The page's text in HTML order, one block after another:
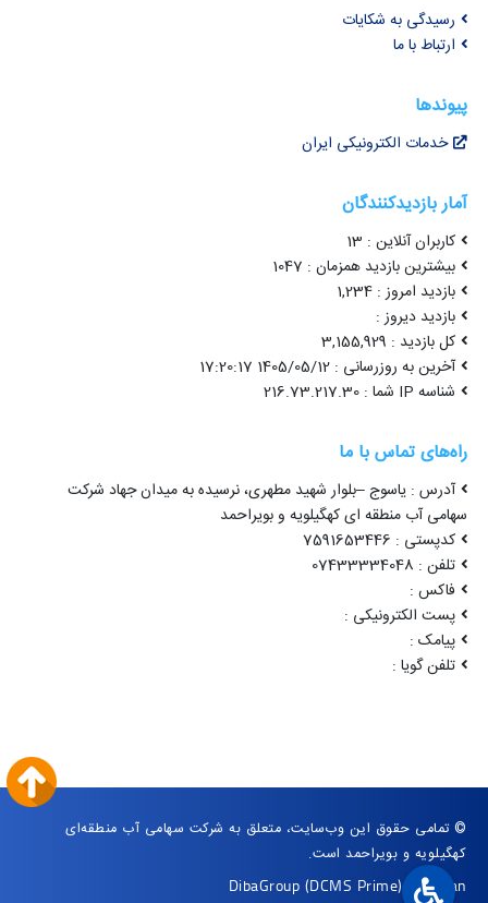
رسیدگی به شکایات
ارتباط با ما
پیوندها
خدمات الکترونیکی ایران
آمار بازدیدکنندگان
کاربران آنلاین : 13
بیشترین بازدید همزمان : 1047
بازدید امروز : 1,234
بازدید دیروز :
کل بازدید : 3,155,929
آخرین به روزرسانی : 1405/05/12 17:20:17
شناسه IP شما : 216.73.217.30
راه‌های تماس با ما
آدرس : یاسوج –بلوار شهید مطهری، نرسیده به میدان جهاد شرکت
سهامی آب منطقه ای کهگیلویه و بویراحمد
کدپستی : 7591653446
تلفن : 07433334048
فاکس :
پست الکترونیکی :
پیامک :
تلفن گویا :
© تمامی حقوق این وب‌سایت، متعلق به شرکت سهامی آب منطقه‌ای
کهگیلویه و بویراحمد است.
DibaGroup (DCMS Prime)|Arvan